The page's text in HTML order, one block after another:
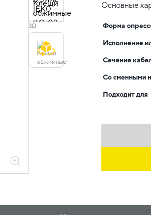
3D
Основные
Форма
Исполнение
Сечение
Со сменными
Подходит для